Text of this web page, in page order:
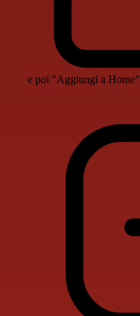
e poi "Aggiungi a Home"